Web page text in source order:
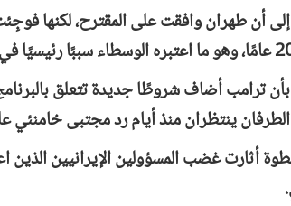
أن طهران وافقت على المقترح، لكنها
ترامب أضاف شروطًا جديدة تتعلق بالبرنامج
ينتظران منذ أيام رد مجتبى خامنئي
أثارت غضب المسؤولين الإيرانيين الذين